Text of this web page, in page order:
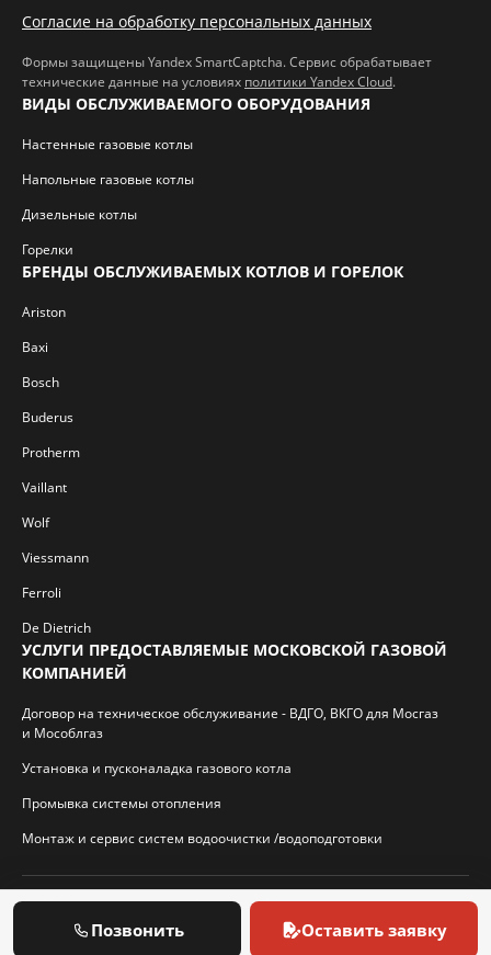
Согласие на обработку персональных данных
Формы защищены Yandex SmartCaptcha. Сервис обрабатывает
технические данные на условиях политики Yandex Cloud.
ВИДЫ ОБСЛУЖИВАЕМОГО ОБОРУДОВАНИЯ
Настенные газовые котлы
Напольные газовые котлы
Дизельные котлы
Горелки
БРЕНДЫ ОБСЛУЖИВАЕМЫХ КОТЛОВ И ГОРЕЛОК
Ariston
Baxi
Bosch
Buderus
Protherm
Vaillant
Wolf
Viessmann
Ferroli
De Dietrich
УСЛУГИ ПРЕДОСТАВЛЯЕМЫЕ МОСКОВСКОЙ ГАЗОВОЙ
КОМПАНИЕЙ
Договор на техническое обслуживание - ВДГО, ВКГО для Мосгаз
и Мособлгаз
Установка и пусконаладка газового котла
Промывка системы отопления
Монтаж и сервис систем водоочистки /водоподготовки
© 2026 И.П. Кротиков С.А. Virtbridge.ru
Позвонить Оставить заявку